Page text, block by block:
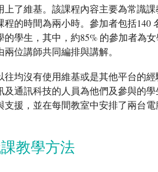
上了維基。該課程內容主要為常識
程的時間為兩小時。參加者包括140
的學生，其中，約85% 的參加者為
位講師共同編排與講解。
往均沒有使用維基或是其他平台的
及通訊科技的人員為他們及參與的
支援，並在每間教室中安排了兩台
教學方法